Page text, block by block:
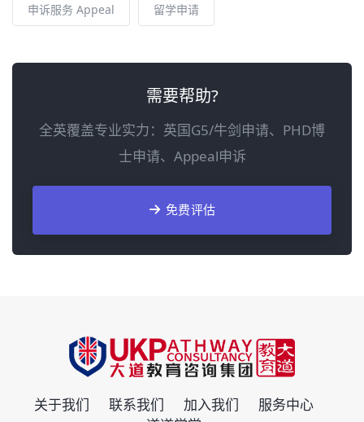
申诉服务 Appeal 留学申请
需要帮助?
全英覆盖专业实力：英国G5/牛剑申请、PHD博
士申请、Appeal申诉
免费评估
关于我们 联系我们 加入我们
服务中心